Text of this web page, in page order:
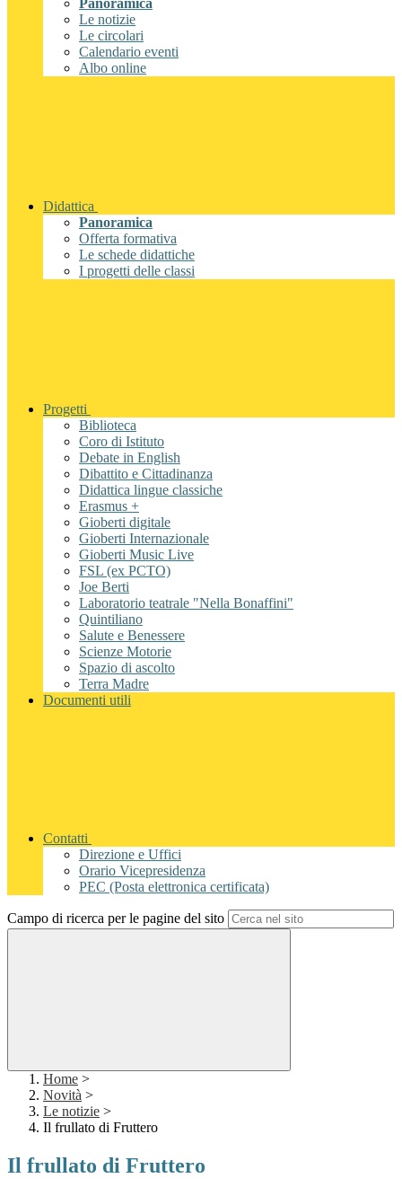
Panoramica
Le notizie
Le circolari
Calendario eventi
Albo online
Didattica
Panoramica
Offerta formativa
Le schede didattiche
I progetti delle classi
Progetti
Biblioteca
Coro di Istituto
Debate in English
Dibattito e Cittadinanza
Didattica lingue classiche
Erasmus +
Gioberti digitale
Gioberti Internazionale
Gioberti Music Live
FSL (ex PCTO)
Joe Berti
Laboratorio teatrale "Nella Bonaffini"
Quintiliano
Salute e Benessere
Scienze Motorie
Spazio di ascolto
Terra Madre
Documenti utili
Contatti
Direzione e Uffici
Orario Vicepresidenza
PEC (Posta elettronica certificata)
Campo di ricerca per le pagine del sito
Home >
Novità >
Le notizie >
Il frullato di Fruttero
Il frullato di Fruttero